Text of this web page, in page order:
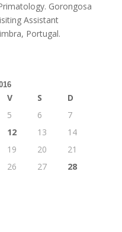
Gorongosa
Assistant
Portugal.
V S
D
5 6
7
12 13
14
19 20
21
26 27
28